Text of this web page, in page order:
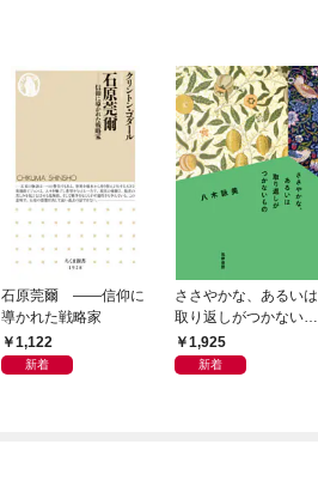
石原莞爾 ――信仰に
導かれた戦略家
1,122
新着
ささやかな、あるいは
取り返しがつかないも
の1,925
新着